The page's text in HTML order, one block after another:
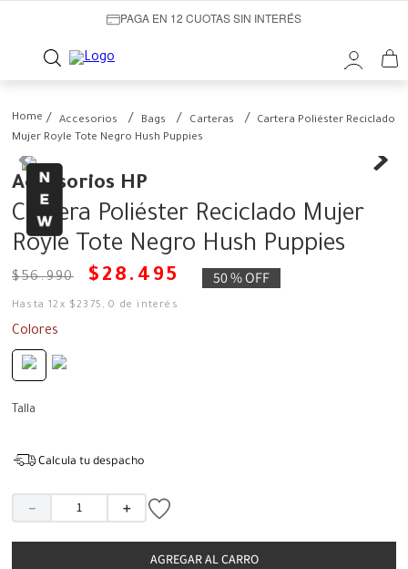
PAGA EN 12 CUOTAS SIN INTERÉS
Accesorios Bags Carteras
Cartera Poliéster Reciclado
Mujer Royle Tote Negro Hush Puppies
Accesorios HP
Cartera Poliéster Reciclado Mujer
Royle Tote Negro Hush Puppies
$56.990 $ 28 . 495 50 %OFF
Hasta12 x $2375 ,0 de interés
Colores
Talla
Calcula tu despacho
＋
－
AGREGAR AL CARRO